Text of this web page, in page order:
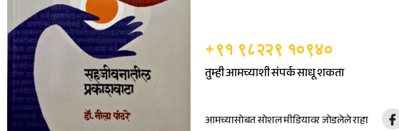
+९१ ९८२२९ १०९४०
तुम्ही आमच्याशी संपर्क साधू शकता
आमच्यासोबत सोशल मीडियावर जोडलेले राहा